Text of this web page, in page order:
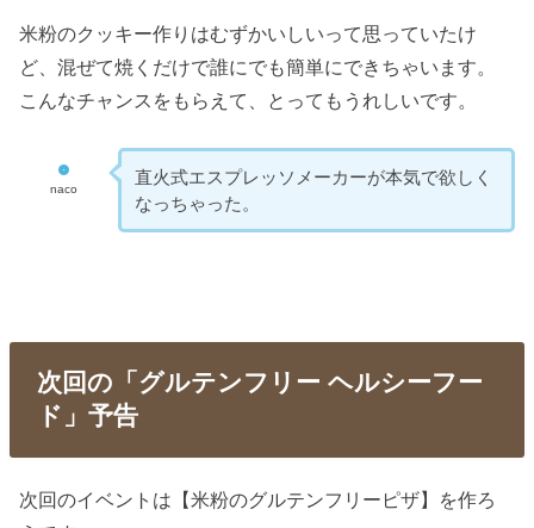
米粉のクッキー作りはむずかいしいって思っていたけ
ど、混ぜて焼くだけで誰にでも簡単にできちゃいます。
こんなチャンスをもらえて、とってもうれしいです。
naco
直火式エスプレッソメーカーが本気で欲しく
なっちゃった。
次回の「グルテンフリー ヘルシーフー
ド」予告
次回のイベントは【米粉のグルテンフリーピザ】を作ろ